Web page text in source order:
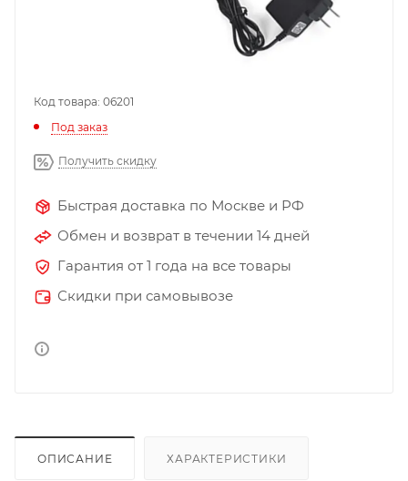
Код товара: 06201
Под заказ
Получить скидку
Быстрая доставка по Москве и РФ
Обмен и возврат в течении 14 дней
Гарантия от 1 года на все товары
Скидки при самовывозе
ОПИСАНИЕ ХАРАКТЕРИСТИКИ